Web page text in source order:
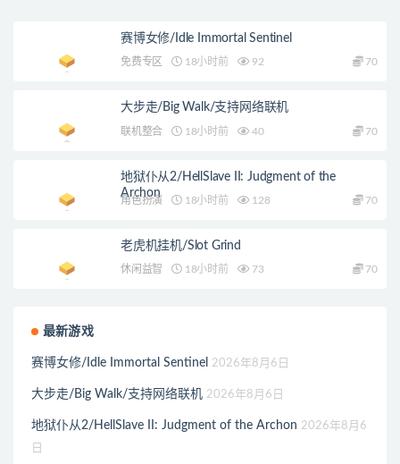
赛博女修/Idle Immortal Sentinel
免费专区 18小时前 92 70
大步走/Big Walk/支持网络联机
联机整合 18小时前 40 70
地狱仆从2/HellSlave II: Judgment of the
Archon
角色扮演 18小时前 128 70
老虎机挂机/Slot Grind
休闲益智 18小时前 73 70
最新游戏
赛博女修/Idle Immortal Sentinel 2026年8月6日
大步走/Big Walk/支持网络联机 2026年8月6日
地狱仆从2/HellSlave II: Judgment of the Archon 2026年8月6
日